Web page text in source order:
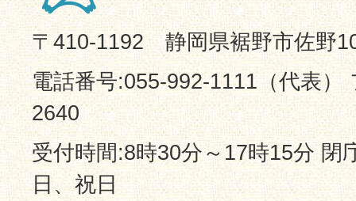
〒410-1192 静岡県裾野市佐野
電話番号:055-992-1111（代表）
2640
受付時間:8時30分～17時15分 閉
日、祝日